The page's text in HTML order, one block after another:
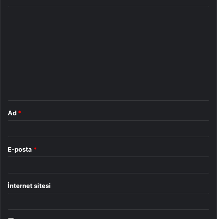
Ad *
E-posta *
İnternet sitesi